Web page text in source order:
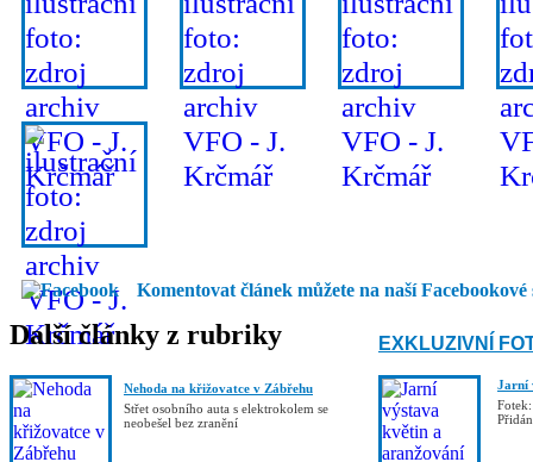
Komentovat článek můžete na naší Facebookové
Další články z rubriky
Nehoda na křižovatce v Zábřehu
Střet osobního auta s elektrokolem se
neobešel bez zranění
EXKLUZIVNÍ
Jarní